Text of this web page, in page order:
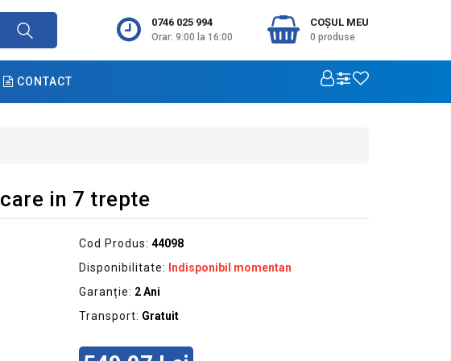
0746 025 994
Orar: 9:00 la 16:00
COŞUL MEU
0 produse
CONTACT
in 7 trepte
Cod Produs: 44098
Disponibilitate:
Indisponibil momentan
Garanție: 2 Ani
Transport: Gratuit